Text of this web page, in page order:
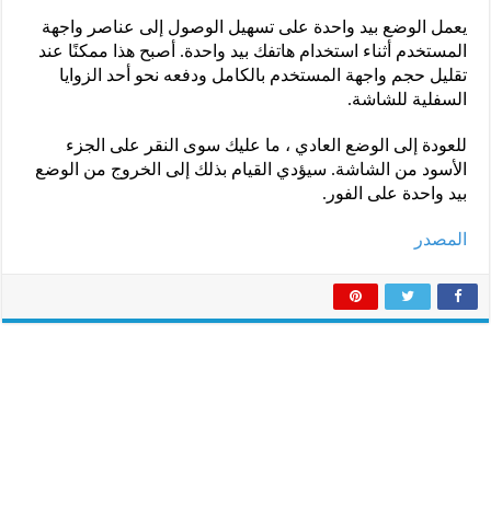
يعمل الوضع بيد واحدة على تسهيل الوصول إلى عناصر واجهة
المستخدم أثناء استخدام هاتفك بيد واحدة. أصبح هذا ممكنًا عند
تقليل حجم واجهة المستخدم بالكامل ودفعه نحو أحد الزوايا
السفلية للشاشة.
للعودة إلى الوضع العادي ، ما عليك سوى النقر على الجزء
الأسود من الشاشة. سيؤدي القيام بذلك إلى الخروج من الوضع
بيد واحدة على الفور.
المصدر